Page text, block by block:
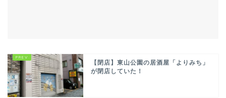
【閉店】東山公園の居酒屋「よりみち」
が閉店していた！